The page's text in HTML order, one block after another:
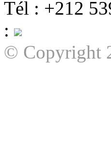
Tél : +212
:
© Copyright